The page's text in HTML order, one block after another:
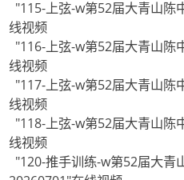
"115-上弦-w第52届大青山陈
线视频
"116-上弦-w第52届大青山陈
线视频
"117-上弦-w第52届大青山陈
线视频
"118-上弦-w第52届大青山陈
线视频
"120-推手训练-w第52届大青